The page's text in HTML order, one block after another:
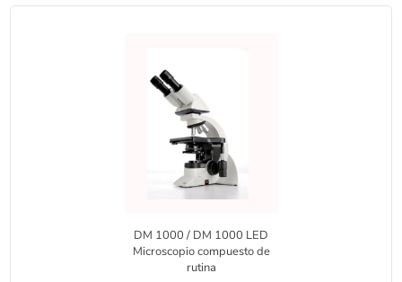
DM 1000 / DM 1000 LED
Microscopio compuesto de
rutina